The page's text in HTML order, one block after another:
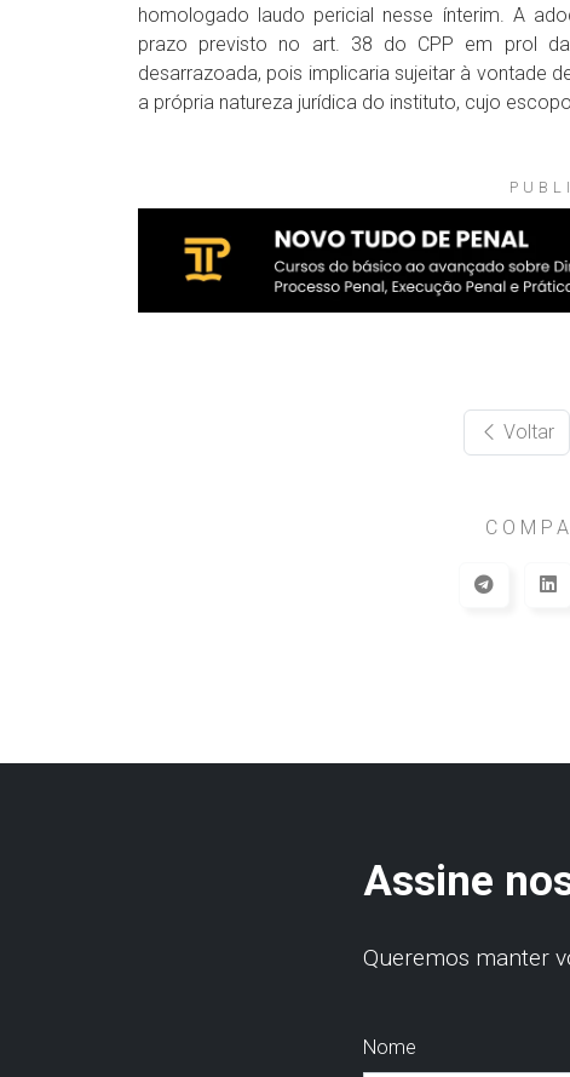
homologado laudo pericial nesse ínterim. A
prazo previsto no art. 38 do CPP em prol
desarrazoada, pois implicaria sujeitar à vontade
a própria natureza jurídica do instituto, cujo
Voltar
Assine
Queremos manter
Nome